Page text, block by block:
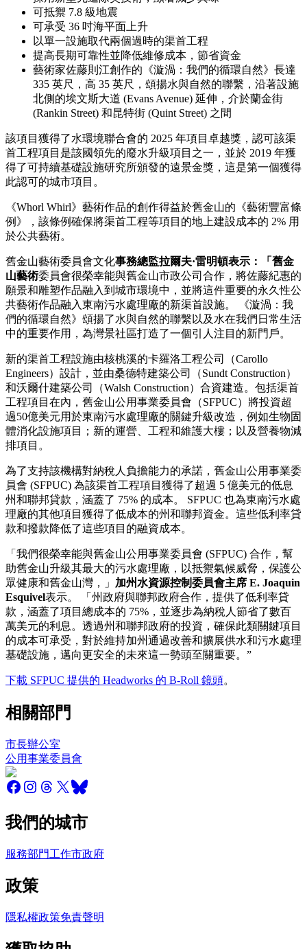
可抵禦 7.8 級地震
可承受 36 吋海平面上升
以單一設施取代兩個過時的渠首工程
提高長期可靠性並降低維修成本，節省資金
藝術家佐藤則江創作的《漩渦：我們的循環自然》長達
335 英尺，高 35 英尺，頌揚水與自然的聯繫，沿著設施
北側的埃文斯大道 (Evans Avenue) 延伸，介於蘭金街
(Rankin Street) 和昆特街 (Quint Street) 之間
該項目獲得了水環境聯合會的 2025 年項目卓越獎，認可該渠
首工程項目是該國領先的廢水升級項目之一，並於 2019 年獲
得了可持續基礎設施研究所頒發的遠景金獎，這是第一個獲得
此認可的城市項目。
《Whorl Whirl》藝術作品的創作得益於舊金山的《藝術豐富條
例》，該條例確保將渠首工程等項目的地上建設成本的 2% 用
於公共藝術。
舊金山藝術委員會文化事務總監拉爾夫·雷明頓表示：「舊金
山藝術委員會很榮幸能與舊金山市政公司合作，將佐藤紀惠的
願景和雕塑作品融入到城市環境中，並將這件重要的永久性公
共藝術作品融入東南污水處理廠的新渠首設施。 《漩渦：我
們的循環自然》頌揚了水與自然的聯繫以及水在我們日常生活
中的重要作用，為灣景社區打造了一個引人注目的新門戶。
新的渠首工程設施由核桃溪的卡羅洛工程公司（Carollo
Engineers）設計，並由桑德特建築公司（Sundt Construction）
和沃爾什建築公司（Walsh Construction）合資建造。包括渠首
工程項目在內，舊金山公用事業委員會（SFPUC）將投資超
過50億美元用於東南污水處理廠的關鍵升級改造，例如生物固
體消化設施項目；新的運營、工程和維護大樓；以及營養物減
排項目。
為了支持該機構對納稅人負擔能力的承諾，舊金山公用事業委
員會 (SFPUC) 為該渠首工程項目獲得了超過 5 億美元的低息
州和聯邦貸款，涵蓋了 75% 的成本。 SFPUC 也為東南污水處
理廠的其他項目獲得了低成本的州和聯邦資金。這些低利率貸
款和撥款降低了這些項目的融資成本。
「我們很榮幸能與舊金山公用事業委員會 (SFPUC) 合作，幫
助舊金山升級其最大的污水處理廠，以抵禦氣候威脅，保護公
眾健康和舊金山灣，」 加州水資源控制委員會主席 E. Joaquin
Esquivel表示。 「州政府與聯邦政府合作，提供了低利率貸
款，涵蓋了項目總成本的 75%，並逐步為納稅人節省了數百
萬美元的利息。透過州和聯邦政府的投資，確保此類關鍵項目
的成本可承受，對於維持加州通過改善和擴展供水和污水處理
基礎設施，邁向更安全的未來這一勢頭至關重要。”
下載 SFPUC 提供的 Headworks 的 B-Roll 鏡頭。
相關部門
市長辦公室
公用事業委員會
我們的城市
服務部門工作市政府
政策
隱私權政策免責聲明